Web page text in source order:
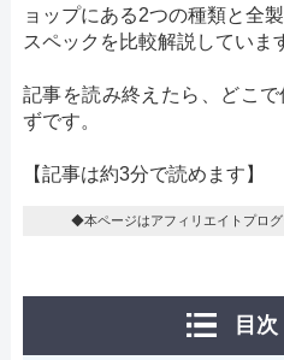
ョップにある2つの種類と全
スペックを比較解説していま
記事を読み終えたら、どこ
ずです。
【記事は約3分で読めます】
◆本ページはアフィリエイトプログ
目